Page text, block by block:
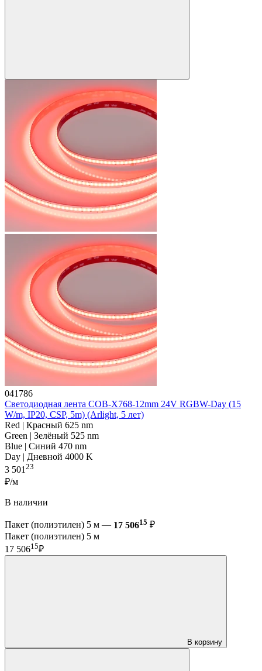
041786
Светодиодная лента COB-X768-12mm 24V RGBW-Day (15
W/m, IP20, CSP, 5m) (Arlight, 5 лет)
Red | Красный 625 nm
Green | Зелёный 525 nm
Blue | Синий 470 nm
Day | Дневной 4000 K
3 50123
₽/м
В наличии
Пакет (полиэтилен) 5 м — 17 50615 ₽
Пакет (полиэтилен) 5 м
17 50615₽
В корзину